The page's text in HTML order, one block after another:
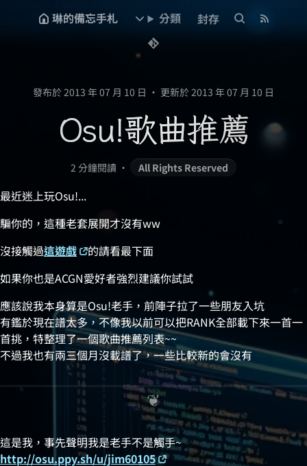
琳的備忘手札 分類 封存
發布於 2013 年 07 月 10 日 • 更新於 2013 年 07 月 10 日
Osu!歌曲推薦
2 分鐘閱讀 • All Rights Reserved
最近迷上玩Osu!...
騙你的，這種老套展開才沒有ww
沒接觸過這遊戲
的請看最下面
如果你也是ACGN愛好者強烈建議你試試
應該說我本身算是Osu!老手，前陣子拉了一些朋友入坑
有鑑於現在譜太多，不像我以前可以把RANK全部載下來一首一
首挑，特整理了一個歌曲推薦列表~~
不過我也有兩三個月沒載譜了，一些比較新的會沒有
這是我，事先聲明我是老手不是觸手~
http://osu.ppy.sh/u/jim60105